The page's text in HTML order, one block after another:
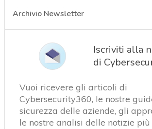
Archivio Newsletter
Iscriviti alla
di
Vuoi ricevere gli articoli di
Cybersecurity360, le nostre
sicurezza delle aziende, gli
le nostre analisi delle notizie